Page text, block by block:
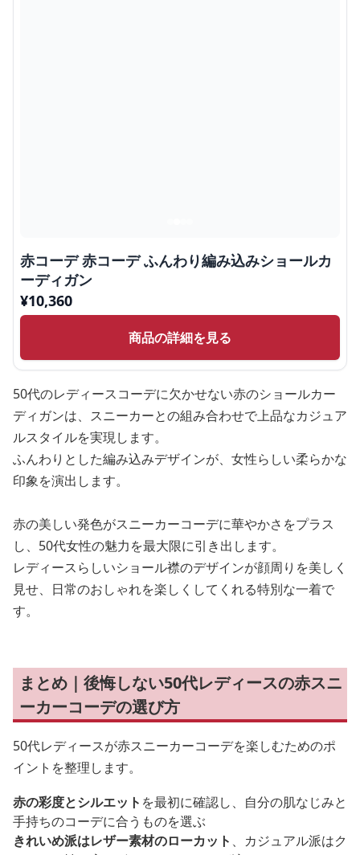
赤コーデ 赤コーデ ふんわり編み込みショールカ
ーディガン
¥10,360
商品の詳細を見る
50代のレディースコーデに欠かせない赤のショールカー
ディガンは、スニーカーとの組み合わせで上品なカジュア
ルスタイルを実現します。
ふんわりとした編み込みデザインが、女性らしい柔らかな
印象を演出します。
赤の美しい発色がスニーカーコーデに華やかさをプラス
し、50代女性の魅力を最大限に引き出します。
レディースらしいショール襟のデザインが顔周りを美しく
見せ、日常のおしゃれを楽しくしてくれる特別な一着で
す。
まとめ｜後悔しない50代レディースの赤スニ
ーカーコーデの選び方
50代レディースが赤スニーカーコーデを楽しむためのポ
イントを整理します。
赤の彩度とシルエット を最初に確認し、自分の肌なじみと
手持ちのコーデに合うものを選ぶ
きれいめ派はレザー素材のローカット 、カジュアル派はク